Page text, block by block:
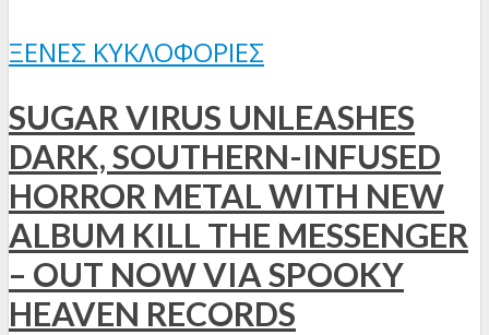
ΞΈΝΕΣ ΚΥΚΛΟΦΟΡΊΕΣ
SUGAR VIRUS UNLEASHES
DARK, SOUTHERN-INFUSED
HORROR METAL WITH NEW
ALBUM KILL THE MESSENGER
– OUT NOW VIA SPOOKY
HEAVEN RECORDS